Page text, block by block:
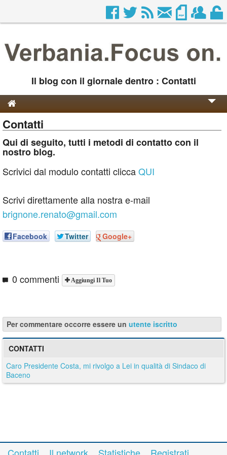
Il blog con il giornale dentro : Contatti
Genesi e Storia
Contatti
Contatti
Qui di seguito, tutti i metodi di contatto con il
nostro blog.
Scrivici dal modulo contatti cliccaQUI
Scrivi direttamente alla nostra e-mail
brignone.renato@gmail.com
Facebook Twitter Google+
0 commenti Aggiungi Il Tuo
Per commentare occorre essere un utente iscritto
CONTATTI
Caro Presidente Costa, mi rivolgo a Lei in qualità di Sindaco di
Baceno